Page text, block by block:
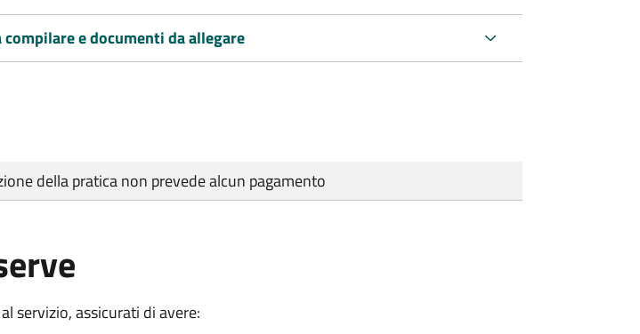
e documenti da allegare
della pratica non prevede alcun pagamento
servizio, assicurati di avere: